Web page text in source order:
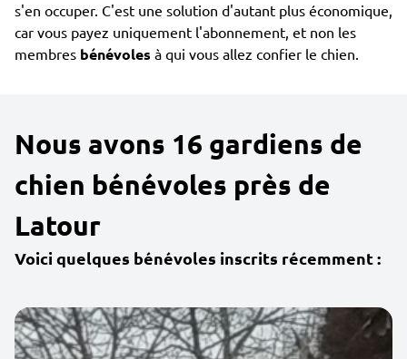
s'en occuper. C'est une solution d'autant plus économique,
car vous payez uniquement l'abonnement, et non les
membres bénévoles à qui vous allez confier le chien.
Nous avons 16 gardiens de
chien bénévoles près de
Latour
Voici quelques bénévoles inscrits récemment :